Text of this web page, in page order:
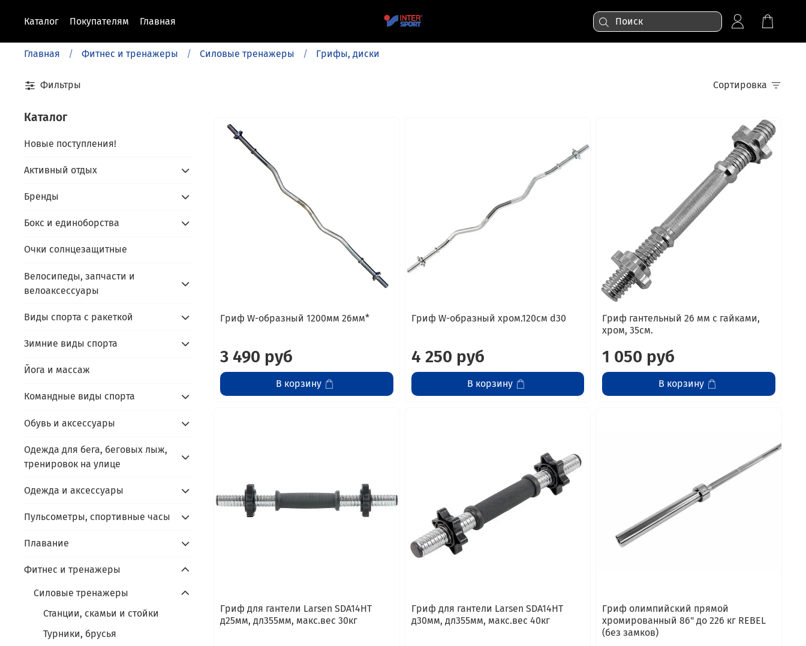
Каталог Покупателям Главная
Главная Фитнес и тренажеры Силовые тренажеры Грифы, диски
Фильтры Сортировка
Гриф W-образный 1200мм 26мм*
3 490 руб
В корзину
Гриф W-образный хром.120см d30
4 250 руб
В корзину
Гриф гантельный 26 мм с гайками,
хром, 35см.
1 050 руб
В корзину
Гриф для гантели Larsen SDA14HT
д25мм, дл355мм, макс.вес 30кг
Гриф для гантели Larsen SDA14HT
д30мм, дл355мм, макс.вес 40кг
Гриф олимпийский прямой
хромированный 86" до 226 кг REBEL
(без замков)
Каталог
Новые поступления!
Активный отдых
Бренды
Бокс и единоборства
Очки солнцезащитные
Велосипеды, запчасти и
велоаксессуары
Виды спорта с ракеткой
Зимние виды спорта
Йога и массаж
Командные виды спорта
Обувь и аксессуары
Одежда для бега, беговых лыж,
тренировок на улице
Одежда и аксессуары
Пульсометры, спортивные часы
Плавание
Фитнес и тренажеры
Силовые тренажеры
Станции, скамьи и стойки
Турники, брусья